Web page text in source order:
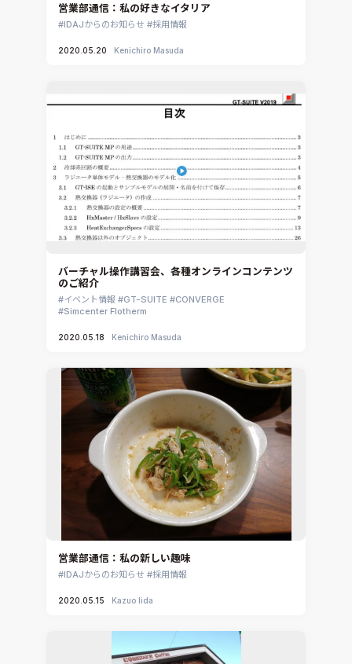
営業部通信：私の好きなイタリア
IDAJからのお知らせ 採用情報
2020.05.20 Kenichiro Masuda
バーチャル操作講習会、各種オンラインコンテンツ
のご紹介
イベント情報 GT-SUITE
CONVERGE
Simcenter Flotherm
2020.05.18 Kenichiro Masuda
営業部通信：私の新しい趣味
IDAJからのお知らせ 採用情報
2020.05.15 Kazuo Iida